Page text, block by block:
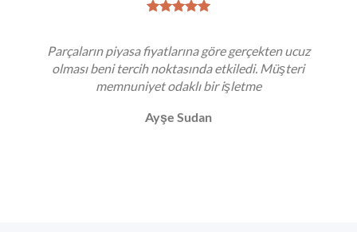
Parçaların piyasa fiyatlarına göre gerçekten ucuz
olması beni tercih noktasında etkiledi. Müşteri
memnuniyet odaklı bir işletme
Ayşe Sudan